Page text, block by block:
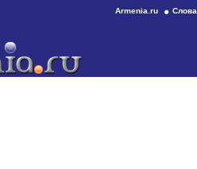
Armenia.ru